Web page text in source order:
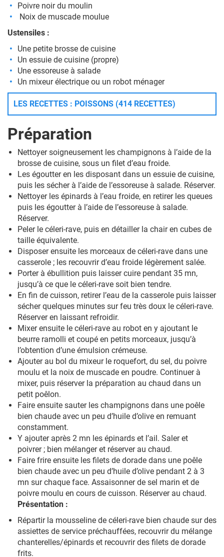
Poivre noir du moulin
Noix de muscade moulue
Ustensiles :
Une petite brosse de cuisine
Un essuie de cuisine (propre)
Une essoreuse à salade
Un mixeur électrique ou un robot ménager
LES RECETTES : POISSONS (414 RECETTES)
Préparation
Nettoyer soigneusement les champignons à l’aide de la
brosse de cuisine, sous un filet d’eau froide.
Les égoutter en les disposant dans un essuie de cuisine,
puis les sécher à l’aide de l’essoreuse à salade. Réserver.
Nettoyer les épinards à l’eau froide, en retirer les queues
puis les égoutter à l’aide de l’essoreuse à salade.
Réserver.
Peler le céleri-rave, puis en détailler la chair en cubes de
taille équivalente.
Disposer ensuite les morceaux de céleri-rave dans une
casserole ; les recouvrir d’eau froide légèrement salée.
Porter à ébullition puis laisser cuire pendant 35 mn,
jusqu’à ce que le céleri-rave soit bien tendre.
En fin de cuisson, retirer l’eau de la casserole puis laisser
sécher quelques minutes sur feu très doux le céleri-rave.
Réserver en laissant refroidir.
Mixer ensuite le céleri-rave au robot en y ajoutant le
beurre ramolli et coupé en petits morceaux, jusqu’à
l’obtention d’une émulsion crémeuse.
Ajouter au bol du mixeur le roquefort, du sel, du poivre
moulu et la noix de muscade en poudre. Continuer à
mixer, puis réserver la préparation au chaud dans un
petit poêlon.
Faire ensuite sauter les champignons dans une poêle
bien chaude avec un peu d’huile d’olive en remuant
constamment.
Y ajouter après 2 mn les épinards et l’ail. Saler et
poivrer ; bien mélanger et réserver au chaud.
Faire frire ensuite les filets de dorade dans une poêle
bien chaude avec un peu d’huile d’olive pendant 2 à 3
mn sur chaque face. Assaisonner de sel marin et de
poivre moulu en cours de cuisson. Réserver au chaud.
Présentation :
Répartir la mousseline de céleri-rave bien chaude sur des
assiettes de service préchauffées, recouvrir du mélange
chanterelles/épinards et recouvrir des filets de dorade
frits.